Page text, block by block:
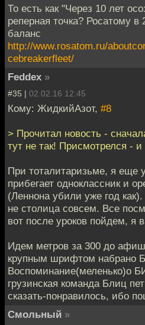
То есть как "Через 10 лет
реперная точка? Росатому в
баланс
http://www.rosatom.ru/
cebreakerfleet/
Feddex »
#35 | 02.02.16 12:45
Кому: ЖидкийАзот, #8
> Прочитал новость -
тут не так! Присмотрелся - и
При тоталитаризьме, я еще
прибегает одноклассник и
(Леннона убили уже год
не столица совсем. Все
вот после уроков пойдем, я
Идем метров за 300 до
крупным шрифтом набрано
Воспоминание(меленько)о
грузинская команда Блиц
сказать-понравилось, ибо
Смольный »